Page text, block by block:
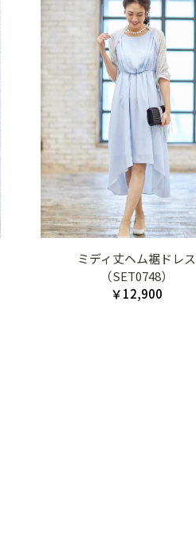
ミディ丈ヘム裾ドレス
（SET0748）
￥12,900